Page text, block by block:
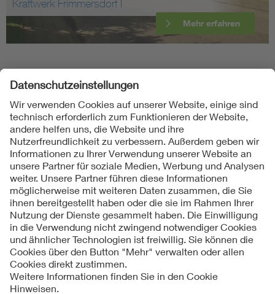
Kraftwerk Frimmersdorf I
Mehr erfahren
Folgen Sie uns
Kontakte
Service
Impressum
Datenschutzinformationen